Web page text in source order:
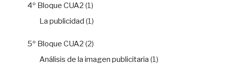
4º Bloque CUA2 (1)
La publicidad (1)
5º Bloque CUA2 (2)
Análisis de la imagen publicitaria (1)